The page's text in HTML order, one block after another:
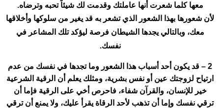
معها كلما شعرت أنها عاملتك وقدمت لك شيئاً تحبه وترضاه.
لأن شعورها بهذا الشعور الذي تشعر به قد يغير من سلوكها وأخلاقها
معك، وبالتالي يجدها الشيطان فرصة ليؤكد تلك المشاعر في
نفسك.
2 – قد يكون أحد أسباب هذا الشعور وما تجدها في نفسك من عدم
ارتياح لزوجتك عين أو نفس بشرية، ومثلك يعلم أن الرقية الشرعية
خير للإنسان، والقرآن شفاء، فاحرص أخي على الرقية فإما أن
ترقي نفسك وإما أن تذهب لأحد الرقاة يقرأ عليك، ولا يمنع أن ترقي